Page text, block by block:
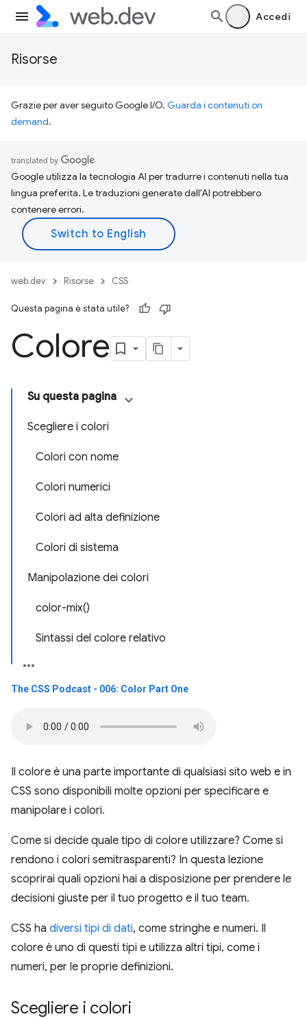
Accedi
Risorse
Grazie per aver seguito Google I/O. Guarda i contenuti on
demand.
Google utilizza la tecnologia AI per tradurre i contenuti nella tua
lingua preferita. Le traduzioni generate dall'AI potrebbero
contenere errori.
web.dev Risorse CSS
Questa pagina è stata utile?
Colore
Su questa pagina
Scegliere i colori
Colori con nome
Colori numerici
Colori ad alta definizione
Colori di sistema
Manipolazione dei colori
color-mix()
Sintassi del colore relativo
The CSS Podcast - 006: Color Part One
Il colore è una parte importante di qualsiasi sito web e in
CSS sono disponibili molte opzioni per specificare e
manipolare i colori.
Come si decide quale tipo di colore utilizzare? Come si
rendono i colori semitrasparenti? In questa lezione
scoprirai quali opzioni hai a disposizione per prendere le
decisioni giuste per il tuo progetto e il tuo team.
CSS ha diversi tipi di dati, come stringhe e numeri. Il
colore è uno di questi tipi e utilizza altri tipi, come i
numeri, per le proprie definizioni.
Scegliere i colori